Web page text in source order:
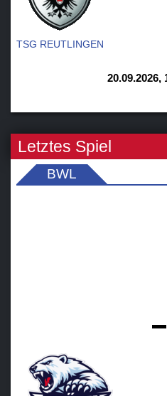
TSG REUTLINGEN
20.09.2026,
Letztes Spiel
BWL
-